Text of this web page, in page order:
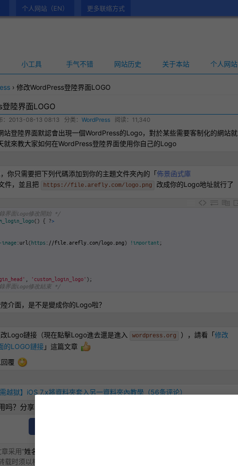
个人网站（EN） 更多联络方式
小工具 手气不错 网站历史 关于本站 个人网站
› 修改WordPress登陸界面LOGO
陸界面LOGO
2013-08-13 08:13 分类： WordPress 阅读：11,340
站登陸界面默認會出現一個WordPress的Logo，對於某些需要客制化的網站就
就來教大家如何在WordPress登陸界面使用你自己的Logo
你只需要把下列代碼添加到你的主題文件夾內的「佈景函式庫
件，並且把 https://file.arefly.com/logo.png 改成你的Logo地址就行了
界面Logo修改開始 */
() { ?>
image: url (https : //file.arefly.com/logo.png) !important;
'custom_login_logo' ) ;
界面Logo修改結束 */
介面，是不是變成你的Logo啦？
Logo鏈接（現在點擊Logo進去還是進入 wordpress.org ），請看「修改
的LOGO鏈接 」這篇文章
覆
需越獄】iOS 7.x將資料夾套入另一資料夾內教學（56条评论）
吗？分享一下让更多人受益吧！
采用“姓名标示-非商业性-相同方式分享 4.0 国际（CC BY-NC-SA 4.0）
载时须以相同方式发布并注明“